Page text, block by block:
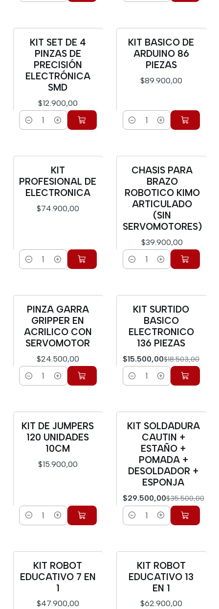
KIT SET DE 4
PINZAS DE
PRECISIÓN
ELECTRÓNICA
SMD
$12.900,00
Cantidad
KIT BASICO DE
ARDUINO 86
PIEZAS
$89.900,00
Cantidad
KIT
PROFESIONAL DE
ELECTRONICA
$74.900,00
Cantidad
CHASIS PARA
BRAZO
ROBOTICO KIMO
ARTICULADO
(SIN
SERVOMOTORES)
$39.900,00
Cantidad
PINZA GARRA
GRIPPER EN
ACRILICO CON
SERVOMOTOR
$24.500,00
Cantidad
-16%
KIT SURTIDO
BASICO
ELECTRONICO
136 PIEZAS
$15.500,00$18.503,00
Cantidad
KIT DE JUMPERS
120 UNIDADES
10CM
$15.900,00
Cantidad
-17%
KIT SOLDADURA
CAUTIN +
ESTAÑO +
POMADA +
DESOLDADOR +
ESPONJA
$29.500,00$35.500,00
Cantidad
KIT ROBOT
EDUCATIVO 7 EN
1
$47.900,00
KIT ROBOT
EDUCATIVO 13
EN 1
$62.900,00